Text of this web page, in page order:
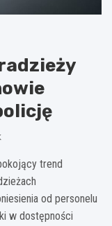
trend
od personelu
w dostępności